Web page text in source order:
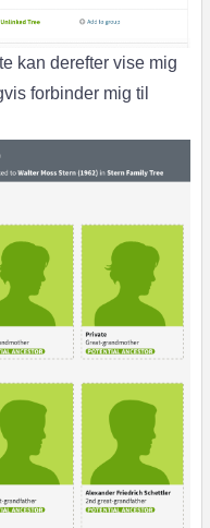
kan derefter vise mig
forbinder mig til